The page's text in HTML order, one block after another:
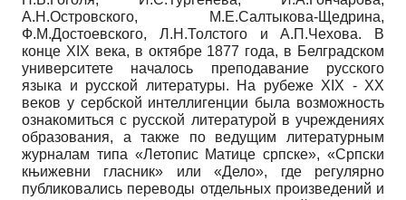
А.Н.Островского, М.Е.Салтыкова-Щедрина,
Ф.М.Достоевского, Л.Н.Толстого и А.П.Чехова. В
конце XIX века, в октябре 1877 года, в Белградском
университете началось преподавание русского
языка и русской литературы. На рубеже XIX - XX
веков у сербской интеллигенции была возможность
ознакомиться с русской литературой в учреждениях
образования, а также по ведущим литературным
журналам типа «Летопис Матице српске», «Српски
књижевни гласник» или «Дело», где регулярно
публиковались переводы отдельных произведений и